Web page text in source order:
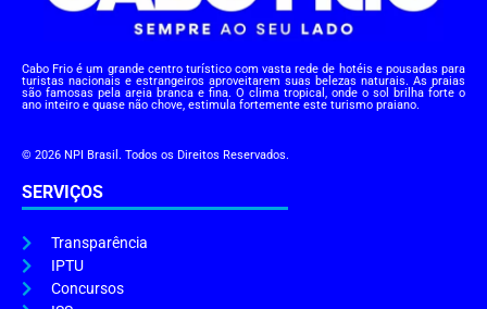
Cabo Frio é um grande centro turístico com vasta rede de hotéis e pousadas para
turistas nacionais e estrangeiros aproveitarem suas belezas naturais. As praias
são famosas pela areia branca e fina. O clima tropical, onde o sol brilha forte o
ano inteiro e quase não chove, estimula fortemente este turismo praiano.
© 2026 NPI Brasil. Todos os Direitos Reservados.
SERVIÇOS
Transparência
IPTU
Concursos